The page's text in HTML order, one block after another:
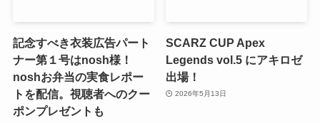
記念すべき衣装広告パート
ナー第１号はnosh様！
noshお弁当の実食レポー
トを配信。視聴者へのクー
ポンプレゼントも
SCARZ CUP Apex
Legends vol.5 にアキロゼ
出場！
2026年5月13日